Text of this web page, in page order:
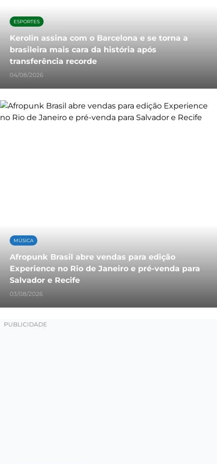
ESPORTES
Kerolin assina com o Barcelona e se torna a
brasileira mais cara da história após
transferência recorde
04/08/2026
MÚSICA
Afropunk Brasil abre vendas para edição
Experience no Rio de Janeiro e pré-venda para
Salvador e Recife
03/08/2026